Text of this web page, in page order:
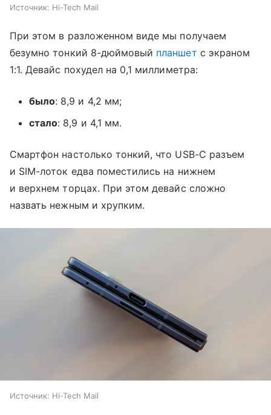
Источник: Hi-Tech Mail
При этом в разложенном виде мы получаем
безумно тонкий 8-дюймовый планшет с экраном
1:1. Девайс похудел на 0,1 миллиметра:
было: 8,9 и 4,2 мм;
стало: 8,9 и 4,1 мм.
Смартфон настолько тонкий, что USB-C разъем
и SIM-лоток едва поместились на нижнем
и верхнем торцах. При этом девайс сложно
назвать нежным и хрупким.
Источник: Hi-Tech Mail